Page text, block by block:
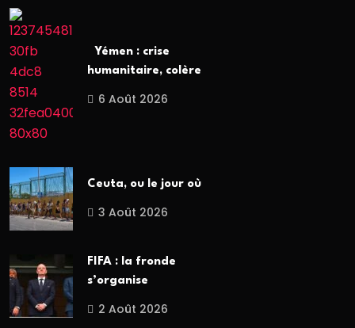
Yémen : crise
humanitaire, colère
6 Août 2026
Ceuta, ou le jour où
3 Août 2026
FIFA : la fronde
s’organise
2 Août 2026